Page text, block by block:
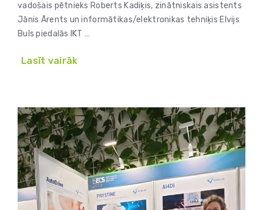
vadošais pētnieks Roberts Kadiķis, zinātniskais asistents
Jānis Ārents un informātikas/elektronikas tehniķis Elvijs
Buls piedalās IKT …
Lasīt vairāk